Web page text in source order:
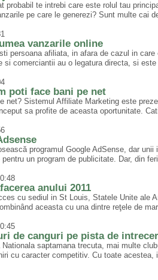
probabil te intrebi care este rolul tau
pe care le generezi? Sunt multe cai
vanzarile online
persoana afiliata, in afara de cazul in
si comerciantii au o legatura directa, si
poti face bani pe net
net? Sistemul Affiliate Marketing este
sa profite de aceasta oportunitate.
programul Google AdSense, dar
un program de publicitate. Dar, din
anului 2011
cu sediul in St Louis, Statele Unite ale
aceasta cu una dintre reţele de
de canguri pe pista de
saptamana trecuta, mai multe
cu caracter competitiv. Cu toate